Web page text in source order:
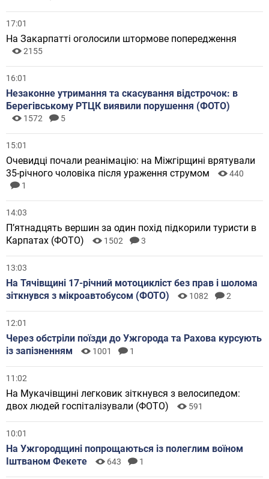
17:01
На Закарпатті оголосили штормове попередження
2155
16:01
Незаконне утримання та скасування відстрочок: в
Берегівському РТЦК виявили порушення (ФОТО)
1572 5
15:01
Очевидці почали реанімацію: на Міжгірщині врятували
35-річного чоловіка після ураження струмом
440
1
14:03
П’ятнадцять вершин за один похід підкорили туристи в
Карпатах (ФОТО)
1502 3
13:03
На Тячівщині 17-річний мотоцикліст без прав і шолома
зіткнувся з мікроавтобусом (ФОТО)
1082 2
12:01
Через обстріли поїзди до Ужгорода та Рахова курсують
із запізненням
1001 1
11:02
На Мукачівщині легковик зіткнувся з велосипедом:
двох людей госпіталізували (ФОТО)
591
10:01
На Ужгородщині попрощаються із полеглим воїном
Іштваном Фекете
643 1